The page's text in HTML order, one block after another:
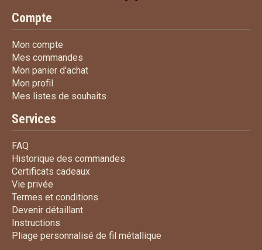
Compte
Mon compte
Mes commandes
Mon panier d'achatMon panier d'achat
Mon profil
Mes listes de souhaits
Services
FAQ
Historique des commandes
Certificats cadeauxCertificats cadeaux
Vie privée
Termes et conditions
Devenir détaillantDevenir détaillant
Instructions
Pliage personnalisé de fil métallique